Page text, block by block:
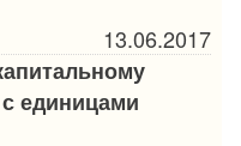
13.06.2017
единицами